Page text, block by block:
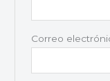
Correo